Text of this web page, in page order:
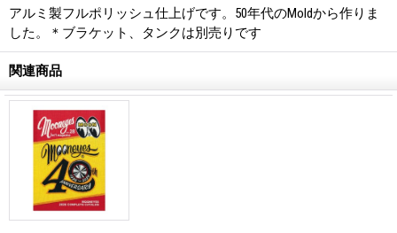
アルミ製フルポリッシュ仕上げです。50年代のMoldから作りま
した。＊ブラケット、タンクは別売りです
関連商品